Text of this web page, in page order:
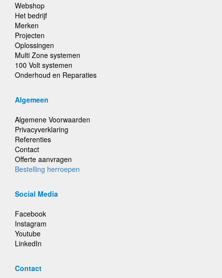
Webshop
Het bedrijf
Merken
Projecten
Oplossingen
Multi Zone systemen
100 Volt systemen
Onderhoud en Reparaties
Algemeen
Algemene Voorwaarden
Privacyverklaring
Referenties
Contact
Offerte aanvragen
Bestelling herroepen
Social Media
Facebook
Instagram
Youtube
LinkedIn
Contact